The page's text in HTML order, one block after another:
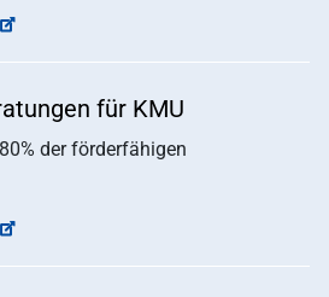
für KMU
der förderfähigen